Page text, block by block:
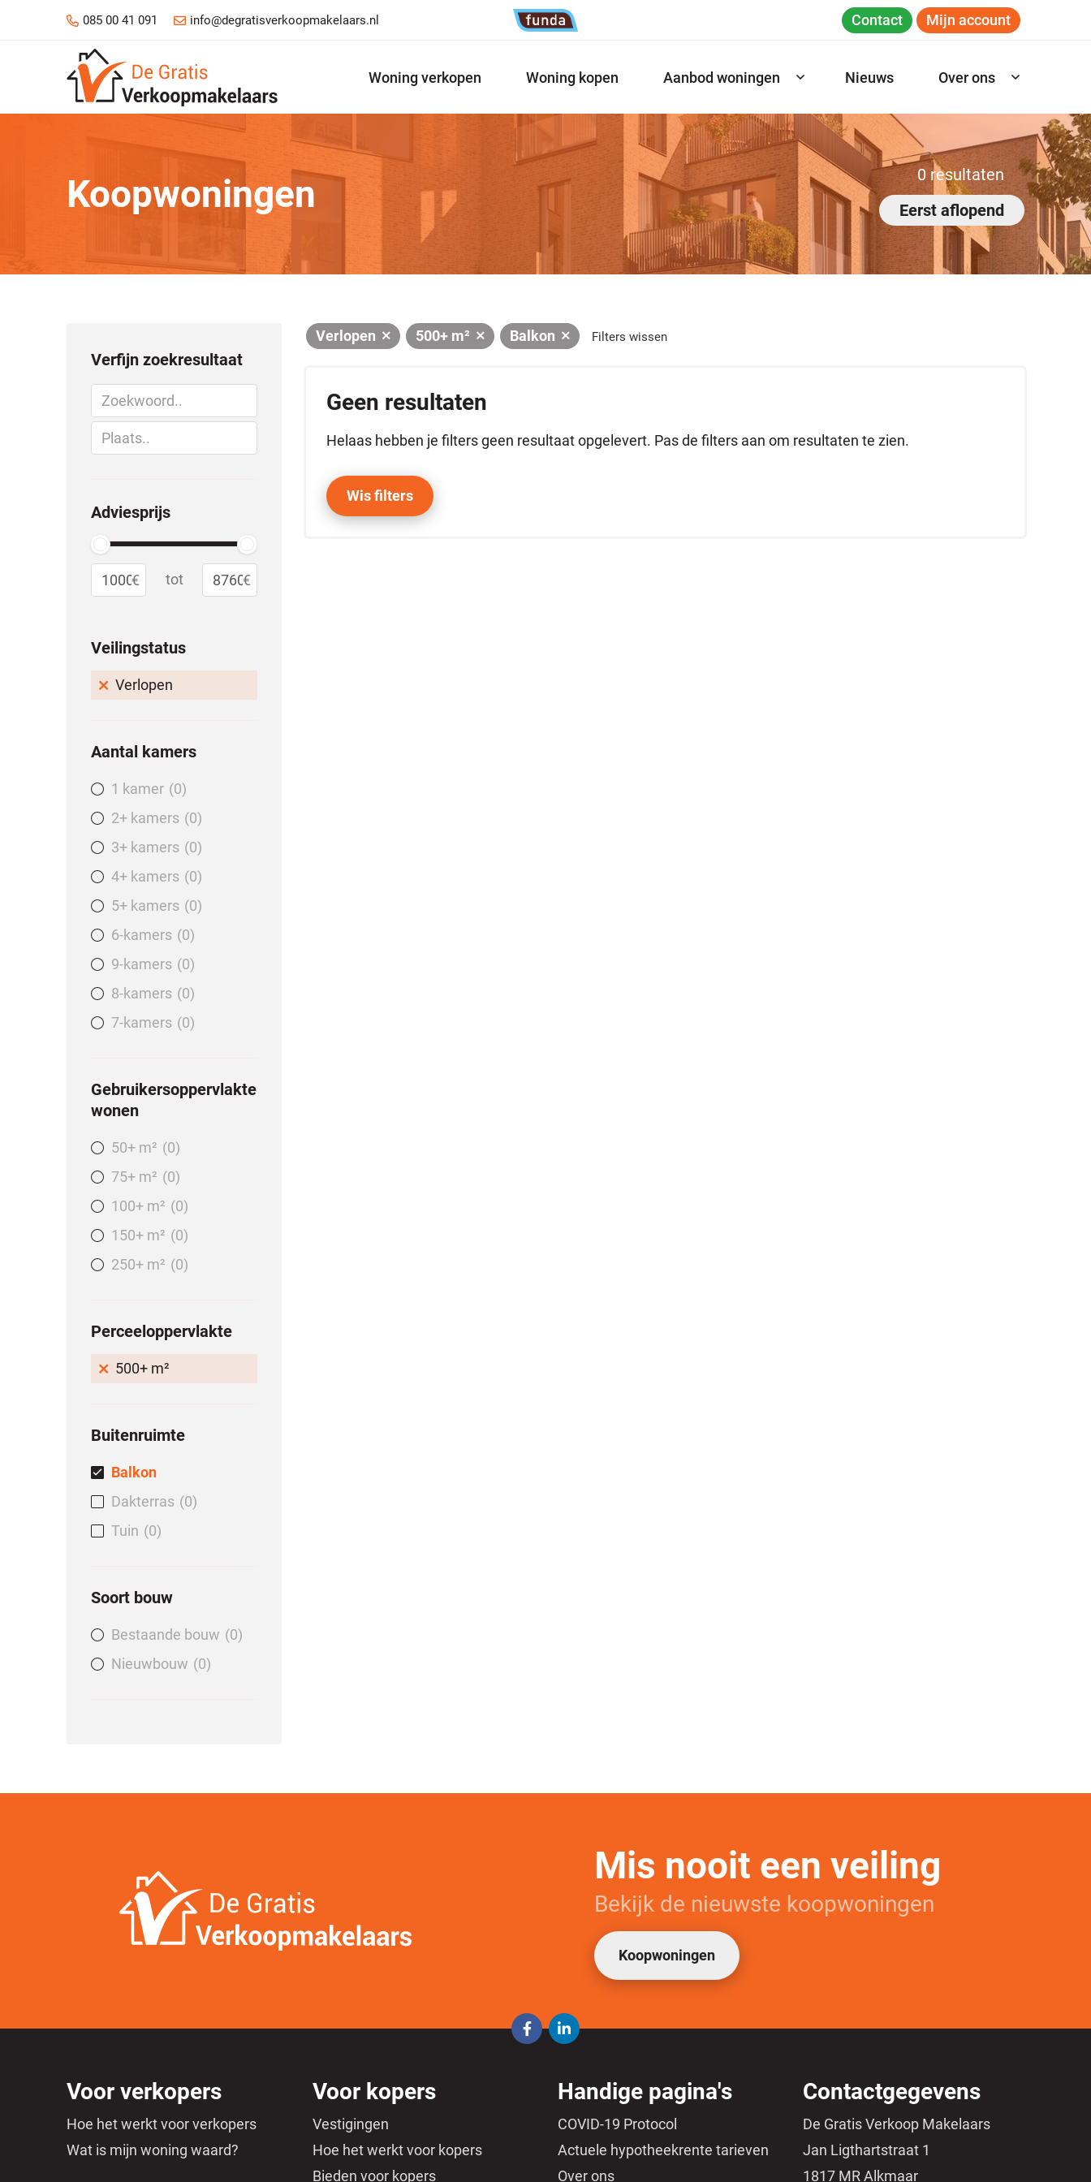
085 00 41 091 info@degratisverkoopmakelaars.nl Contact Mijn account
Woning verkopen Woning kopen Aanbod woningen Nieuws Over ons
Koopwoningen 0resultaten
Eerst aflopend
Verfijn zoekresultaat
Adviesprijs
tot
Veilingstatus
Verlopen
Aantal kamers
1 kamer
0
2+ kamers
0
3+ kamers
0
4+ kamers
0
5+ kamers
0
6-kamers
0
9-kamers
0
8-kamers
0
7-kamers
0
Gebruikersoppervlakte
wonen
50+ m²
0
75+ m²
0
100+ m²
0
150+ m²
0
250+ m²
0
Perceeloppervlakte
500+ m²
Buitenruimte
Balkon
Dakterras
0
Tuin
0
Soort bouw
Bestaande bouw
0
Nieuwbouw
0
Verlopen 500+ m² Balkon Filters wissen
Geen resultaten
Helaas hebben je filters geen resultaat opgelevert. Pas de filters aan om resultaten te zien.
Wis filters
Mis nooit een veiling
Bekijk de nieuwste koopwoningen
Koopwoningen
Voor verkopers
Hoe het werkt voor verkopers
Wat is mijn woning waard?
Voor kopers
Vestigingen
Hoe het werkt voor kopers
Bieden voor kopers
Handige pagina's
COVID-19 Protocol
Actuele hypotheekrente tarieven
Over ons
Contactgegevens
De Gratis Verkoop Makelaars
Jan Ligthartstraat 1
1817 MR Alkmaar